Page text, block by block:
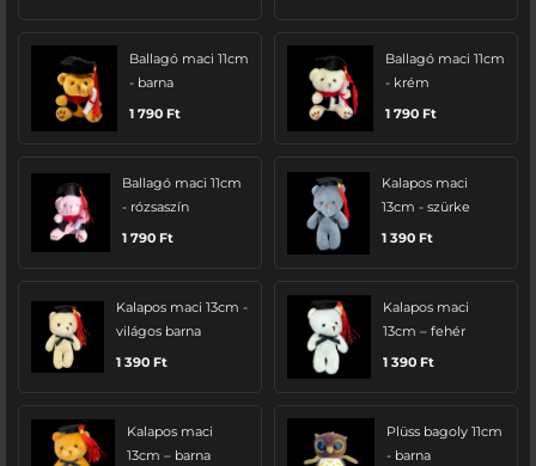
Ballagó maci 11cm
- barna
1 790 Ft
Ballagó maci 11cm
- krém
1 790 Ft
Ballagó maci 11cm
- rózsaszín
1 790 Ft
Kalapos maci
13cm - szürke
1 390 Ft
Kalapos maci 13cm -
világos barna
1 390 Ft
Kalapos maci
13cm – fehér
1 390 Ft
Kalapos maci
13cm – barna
Plüss bagoly 11cm
- barna